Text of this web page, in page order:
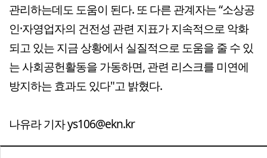
관리하는데도 도움이 된다. 또 다른 관계자는 “소상공
인·자영업자의 건전성 관련 지표가 지속적으로 악화
되고 있는 지금 상황에서 실질적으로 도움을 줄 수 있
는 사회공헌활동을 가동하면, 관련 리스크를 미연에
방지하는 효과도 있다"고 밝혔다.
나유라 기자 ys106@ekn.kr